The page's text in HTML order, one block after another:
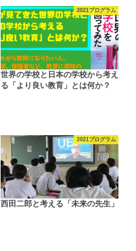
2021プログラム
世界の学校と日本の学校から考え
る「より良い教育」とは何か？
2021プログラム
西田二郎と考える「未来の先生」